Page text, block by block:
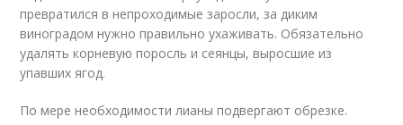
превратился в непроходимые заросли, за диким
виноградом нужно правильно ухаживать. Обязательно
удалять корневую поросль и сеянцы, выросшие из
упавших ягод.
По мере необходимости лианы подвергают обрезке.